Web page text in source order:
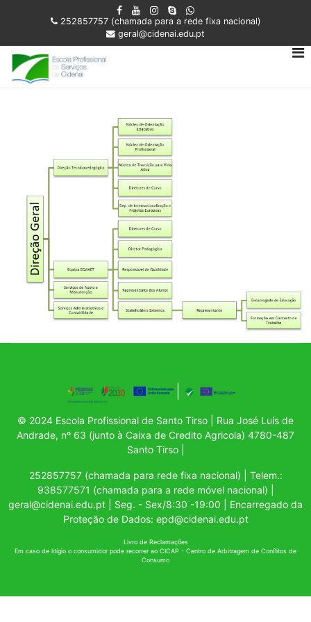
252857757 (chamada para a rede fixa nacional)
geral@cidenai.edu.pt
© 2024 Escola Profissional de Santo Tirso | Rua José Luís de
Andrade, nº 63 (junto à Caixa de Credito Agricola) 4780-487
Santo Tirso |
252857757 (chamada para rede fixa nacional) | Telem.:
938577571 (chamada para a rede móvel nacional) |
geral@cidenai.edu.pt | Seg. - Sex/8:30 -19:00 | Encarregado da
Proteção de Dados: epd@cidenai.edu.pt
Livro de Reclamações
Em caso de litígio o consumidor pode recorrer ao CICAP - Centro de Arbitragem de Conflitos de
Consumo